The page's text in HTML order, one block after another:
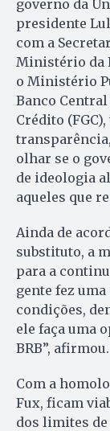
governo da
presidente
com a
Ministério da
o Ministério
Banco
Crédito
olhar se o
de ideologia
aqueles que
Ainda de
substituto, a
para a
gente fez
condições,
ele faça uma
BRB”, afirmou.
Com a
Fux, ficam
dos limites